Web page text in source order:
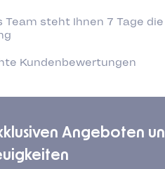
Team steht Ihnen 7 Tage die
Kundenbewertungen
Angeboten